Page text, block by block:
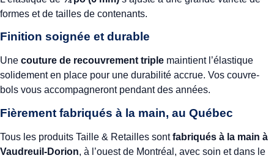
formes et de tailles de contenants.
Finition soignée et durable
Une couture de recouvrement triple maintient l’élastique
solidement en place pour une durabilité accrue. Vos couvre-
bols vous accompagneront pendant des années.
Fièrement fabriqués à la main, au Québec
Tous les produits Taille & Retailles sontfabriqués à la main à
Vaudreuil-Dorion, à l’ouest de Montréal, avec soin et dans le